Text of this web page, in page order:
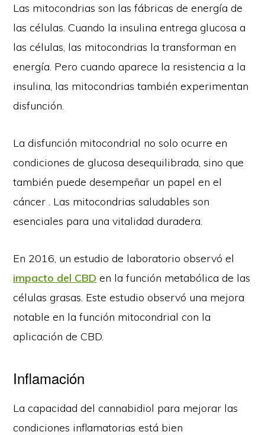
Las mitocondrias son las fábricas de energía de
las células. Cuando la insulina entrega glucosa a
las células, las mitocondrias la transforman en
energía. Pero cuando aparece la resistencia a la
insulina, las mitocondrias también experimentan
disfunción.
La disfunción mitocondrial no solo ocurre en
condiciones de glucosa desequilibrada, sino que
también puede desempeñar un papel en el
cáncer . Las mitocondrias saludables son
esenciales para una vitalidad duradera.
En 2016, un estudio de laboratorio observó el
impacto del CBD en la función metabólica de las
células grasas. Este estudio observó una mejora
notable en la función mitocondrial con la
aplicación de CBD.
Inflamación
La capacidad del cannabidiol para mejorar las
condiciones inflamatorias está bien